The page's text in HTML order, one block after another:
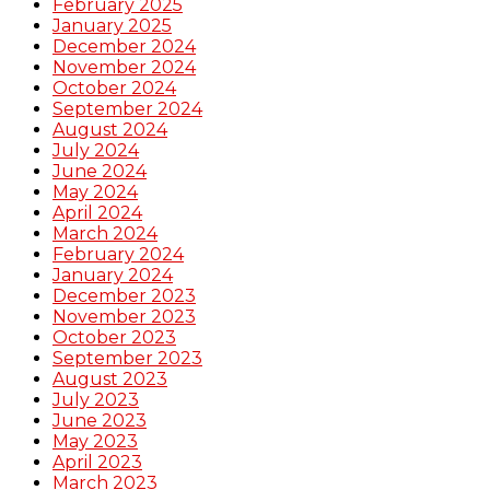
February 2025
January 2025
December 2024
November 2024
October 2024
September 2024
August 2024
July 2024
June 2024
May 2024
April 2024
March 2024
February 2024
January 2024
December 2023
November 2023
October 2023
September 2023
August 2023
July 2023
June 2023
May 2023
April 2023
March 2023